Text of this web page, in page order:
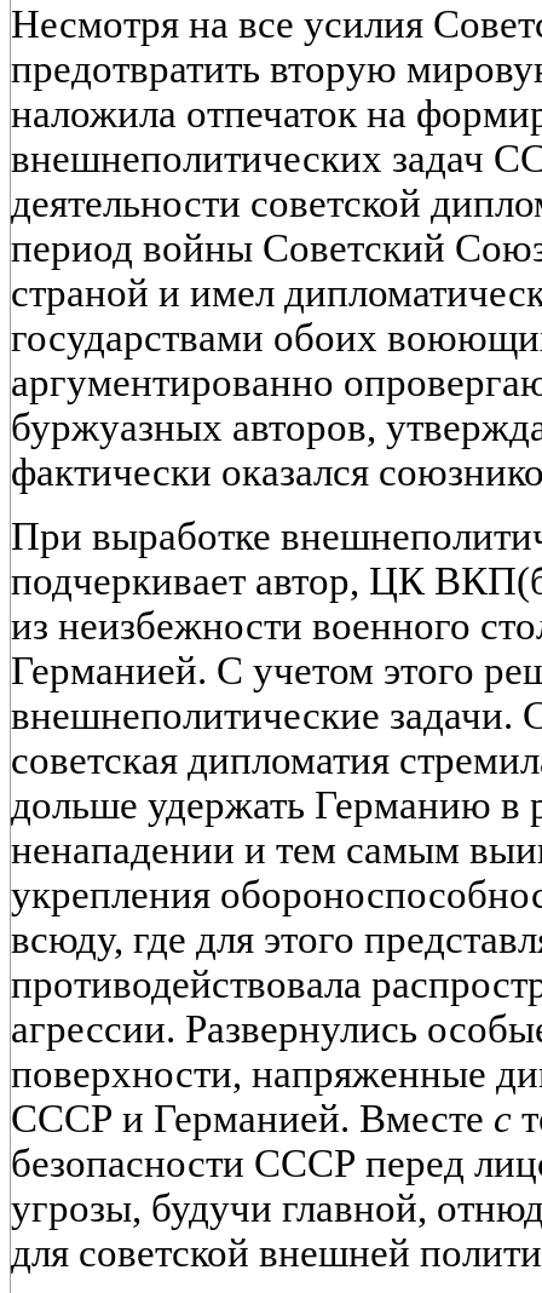
Несмотря на все усилия
предотвратить вторую
наложила отпечаток на
внешнеполитических задач
деятельности советской
период войны Советский
страной и имел
государствами обоих
аргументированно
буржуазных авторов,
фактически оказался
При выработке
подчеркивает автор, ЦК
из неизбежности военного
Германией. С учетом этого
внешнеполитические задачи.
советская дипломатия
дольше удержать Германию в
ненападении и тем самым
укрепления
всюду, где для этого
противодействовала
агрессии. Развернулись
поверхности, напряженные
СССР и Германией. Вместе с
безопасности СССР перед
угрозы, будучи главной,
для советской внешней